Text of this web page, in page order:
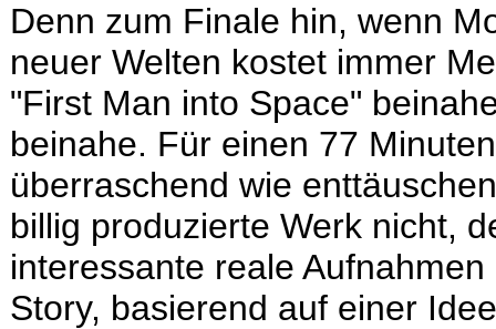
Denn zum Finale hin, wenn
neuer Welten kostet immer
"First Man into Space"
beinahe. Für einen 77
überraschend wie
billig produzierte Werk nicht,
interessante reale
Story, basierend auf einer